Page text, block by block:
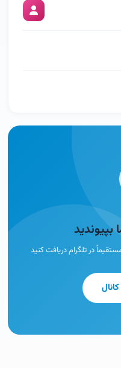
بپیوندید
در تلگرام دریافت کنید